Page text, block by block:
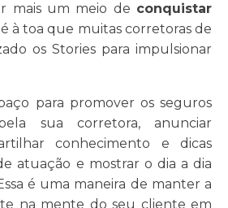
mais um meio de conquistar
é à toa que muitas corretoras de
os Stories para impulsionar
para promover os seguros
sua corretora, anunciar
conhecimento e dicas
atuação e mostrar o dia a dia
é uma maneira de manter a
na mente do seu cliente em